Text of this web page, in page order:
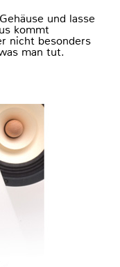
und lasse
kommt
nicht besonders
man tut.